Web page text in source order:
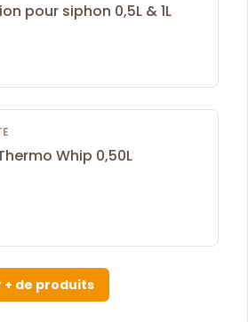
pour siphon 0,5L & 1L
Whip 0,50L
+ de produits